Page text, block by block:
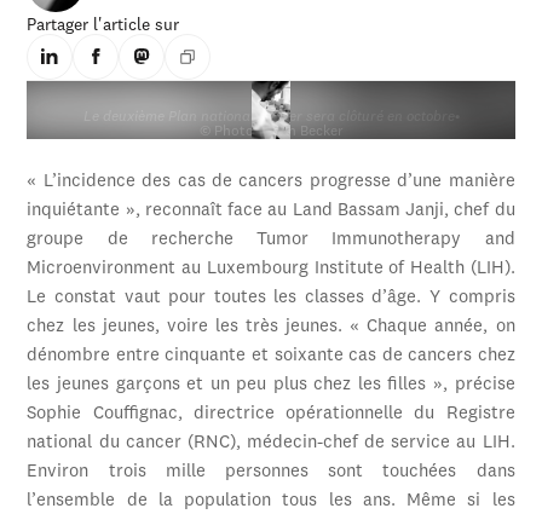
Partager l'article sur
Le deuxième Plan national cancer sera clôturé en octobre
© Photo : Sven Becker
« L’incidence des cas de cancers progresse d’une manière
inquiétante », reconnaît face au Land Bassam Janji, chef du
groupe de recherche Tumor Immunotherapy and
Microenvironment au Luxembourg Institute of Health (LIH).
Le constat vaut pour toutes les classes d’âge. Y compris
chez les jeunes, voire les très jeunes. « Chaque année, on
dénombre entre cinquante et soixante cas de cancers chez
les jeunes garçons et un peu plus chez les filles », précise
Sophie Couffignac, directrice opérationnelle du Registre
national du cancer (RNC), médecin-chef de service au LIH.
Environ trois mille personnes sont touchées dans
l’ensemble de la population tous les ans. Même si les